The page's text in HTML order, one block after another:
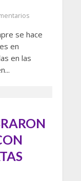
se hace
en
en las